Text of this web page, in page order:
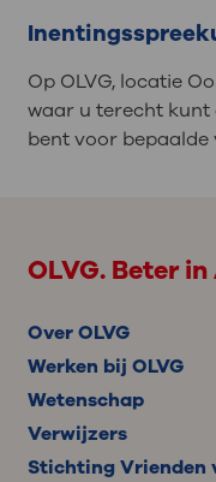
Op OLVG, locatie
waar u terecht kunt
bent voor
OLVG. Beter
Over OLVG
Werken bij OLVG
Wetenschap
Verwijzers
Stichting Vrienden